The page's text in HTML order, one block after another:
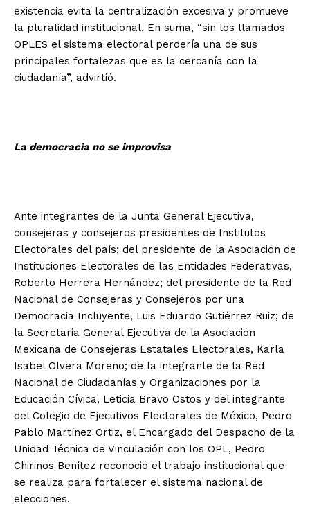
existencia evita la centralización excesiva y promueve
la pluralidad institucional. En suma, “sin los llamados
OPLES el sistema electoral perdería una de sus
principales fortalezas que es la cercanía con la
ciudadanía”, advirtió.
La democracia no se improvisa
Ante integrantes de la Junta General Ejecutiva,
consejeras y consejeros presidentes de Institutos
Electorales del país; del presidente de la Asociación de
Instituciones Electorales de las Entidades Federativas,
Roberto Herrera Hernández; del presidente de la Red
Nacional de Consejeras y Consejeros por una
Democracia Incluyente, Luis Eduardo Gutiérrez Ruiz; de
la Secretaria General Ejecutiva de la Asociación
Mexicana de Consejeras Estatales Electorales, Karla
Isabel Olvera Moreno; de la integrante de la Red
Nacional de Ciudadanías y Organizaciones por la
Educación Cívica, Leticia Bravo Ostos y del integrante
del Colegio de Ejecutivos Electorales de México, Pedro
Pablo Martínez Ortiz, el Encargado del Despacho de la
Unidad Técnica de Vinculación con los OPL, Pedro
Chirinos Benítez reconoció el trabajo institucional que
se realiza para fortalecer el sistema nacional de
elecciones.